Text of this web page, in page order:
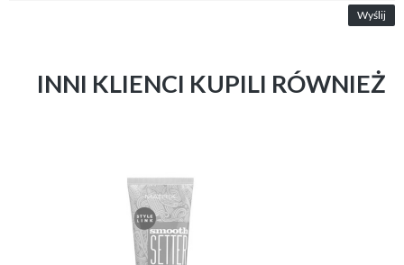
Wyślij
INNI KLIENCI KUPILI RÓWNIEŻ